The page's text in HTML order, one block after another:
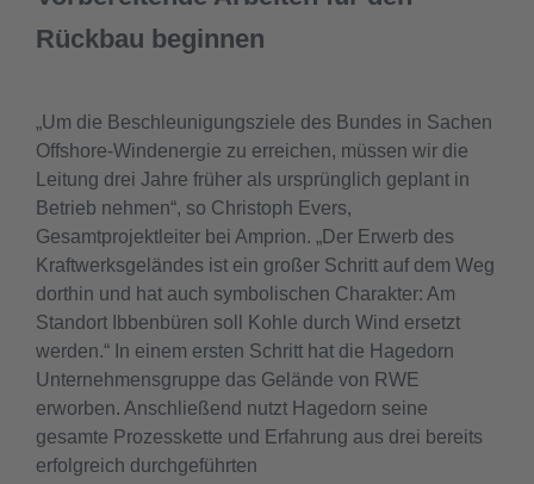
Rückbau beginnen
„Um die Beschleunigungsziele des Bundes in Sachen
Offshore-Windenergie zu erreichen, müssen wir die
Leitung drei Jahre früher als ursprünglich geplant in
Betrieb nehmen“, so Christoph Evers,
Gesamtprojektleiter bei Amprion. „Der Erwerb des
Kraftwerksgeländes ist ein großer Schritt auf dem Weg
dorthin und hat auch symbolischen Charakter: Am
Standort Ibbenbüren soll Kohle durch Wind ersetzt
werden.“ In einem ersten Schritt hat die Hagedorn
Unternehmensgruppe das Gelände von RWE
erworben. Anschließend nutzt Hagedorn seine
gesamte Prozesskette und Erfahrung aus drei bereits
erfolgreich durchgeführten